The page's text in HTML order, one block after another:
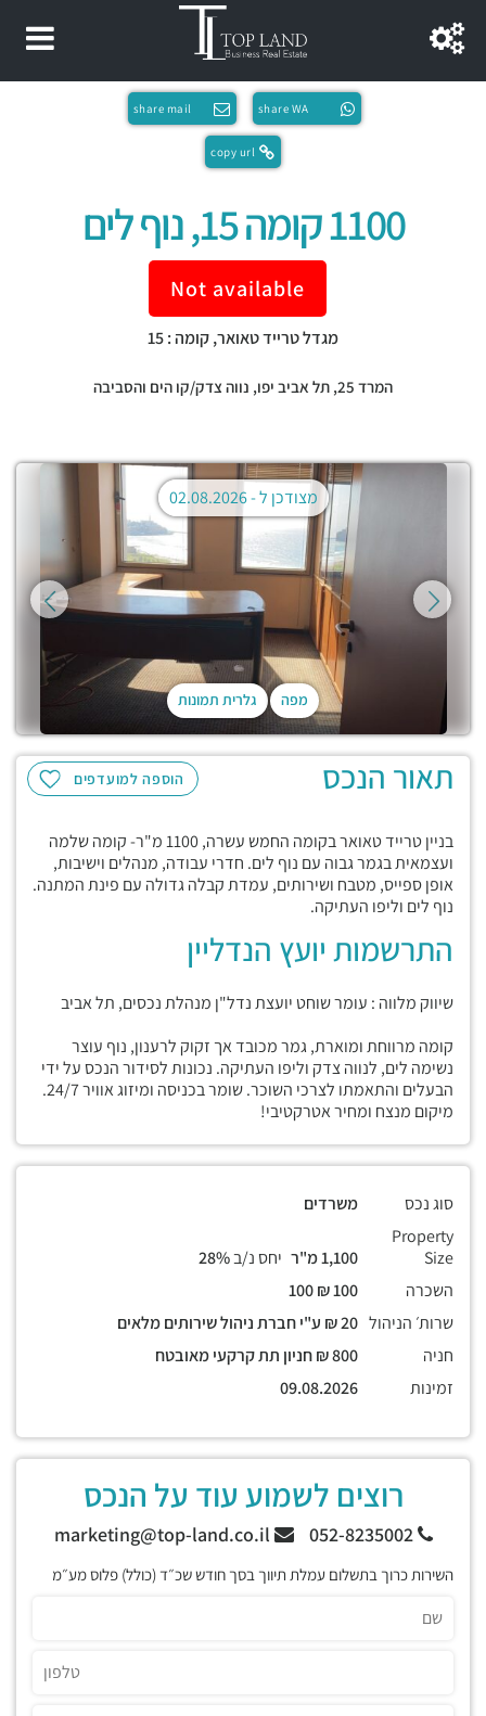
share WA
share mail
copy url
1100 קומה 15, נוף לים
Not available
מגדל טרייד טאואר, קומה : 15
המרד 25, תל אביב יפו, נווה צדק/קו הים והסביבה
מפה גלרית תמונות
מצודכן ל -02.08.2026
הוספה למועדפים תאור הנכס
בניין טרייד טאואר בקומה החמש עשרה, 1100 מ"ר- קומה שלמה
ועצמאית בגמר גבוה עם נוף לים. חדרי עבודה, מנהלים וישיבות,
אופן ספייס, מטבח ושירותים, עמדת קבלה גדולה עם פינת המתנה.
נוף לים וליפו העתיקה.
התרשמות יועץ הנדליין
שיווק מלווה : עומר שוחט יועצת נדל"ן מנהלת נכסים, תל אביב
קומה מרווחת ומוארת, גמר מכובד אך זקוק לרענון, נוף עוצר
נשימה לים, לנווה צדק וליפו העתיקה. נכונות לסידור הנכס על ידי
הבעלים והתאמתו לצרכי השוכר. שומר בכניסה ומיזוג אוויר 24/7.
מיקום מנצח ומחיר אטרקטיבי!
סוג נכס
משרדים
Property
Size
יחס נ/ב
השכרה
שרות׳ הניהול
חניה
זמינות
רוצים לשמוע עוד על הנכס
052-8235002
השירות כרוך בתשלום עמלת תיווך בסך חודש שכ״ד (כולל) פלוס מע״מ